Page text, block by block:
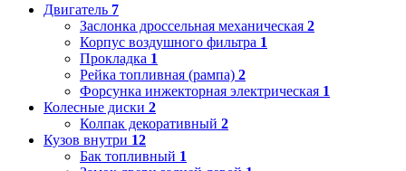
Двигатель 7
Заслонка дроссельная механическая 2
Корпус воздушного фильтра 1
Прокладка 1
Рейка топливная (рампа) 2
Форсунка инжекторная электрическая 1
Колесные диски 2
Колпак декоративный 2
Кузов внутри 12
Бак топливный 1